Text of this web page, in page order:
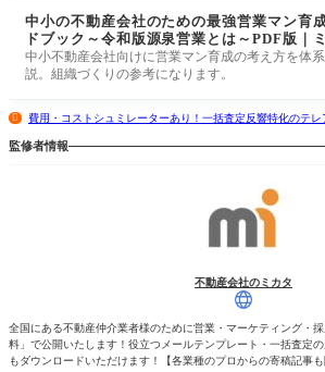
中小の不動産会社のための最強営業マン育
ドブック～令和版源泉営業とは～PDF版｜
ストア
中小不動産会社向けに営業マン育成の考え方を体
説。組織づくりの参考になります。
費用・コストシュミレーターあり！一括査定反響特化のテレ
監修者情報
不動産会社のミカタ
全国にある不動産仲介業者様のために営業・マーケティング・
料」で公開いたします！役立つメールテンプレート・一括査定
もダウンロードいただけます！【各業種のプロからの寄稿記事も